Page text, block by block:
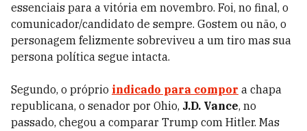
essenciais para a vitória em novembro. Foi, no final, o
comunicador/candidato de sempre. Gostem ou não, o
personagem felizmente sobreviveu a um tiro mas sua
persona política segue intacta.
Segundo, o próprio indicado para compor a chapa
republicana, o senador por Ohio, J.D. Vance, no
passado, chegou a comparar Trump com Hitler. Mas